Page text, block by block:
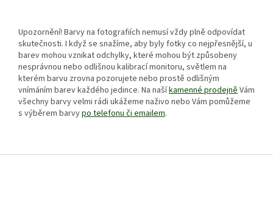
Upozornění! Barvy na fotografiích nemusí vždy plně odpovídat
skutečnosti. I když se snažíme, aby byly fotky co nejpřesnější, u
barev mohou vznikat odchylky, které mohou být způsobeny
nesprávnou nebo odlišnou kalibrací monitoru, světlem na
kterém barvu zrovna pozorujete nebo prostě odlišným
vnímáním barev každého jedince. Na našíkamenné prodejněVám
všechny barvy velmi rádi ukážeme naživo nebo Vám pomůžeme
s výběrem barvypo telefonu či emailem.